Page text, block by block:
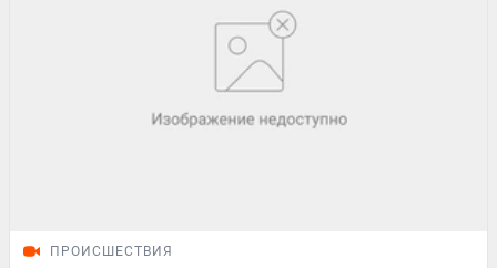
ПРОИСШЕСТВИЯ